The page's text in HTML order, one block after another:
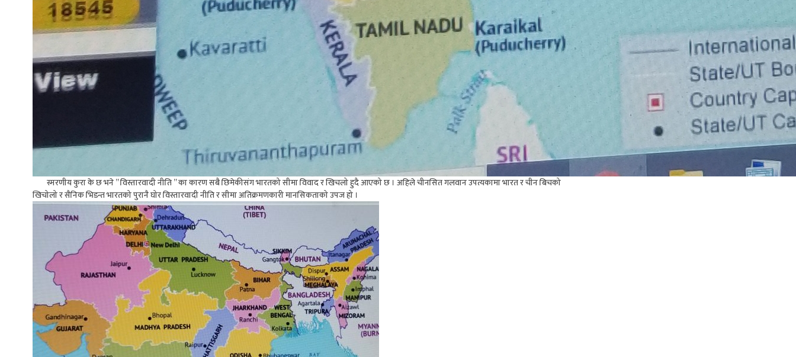
स्मरणीय कुरा के छ भने ” विस्तारवादी नीति ” का कारण सबै छिमेकीसंग भारतक‍ो सीमा विवाद र खिचलो हुदै आएको छ । अहिले चीनसित गलवान उपत्यकामा भारत र चीन बिचको
खिचोलो र सैनिक भिडन्त भारतको पुरानै घोर विस्तारवादी नीति र सीमा अतिक्रमणकारी मानसिकताको उपज हो ।